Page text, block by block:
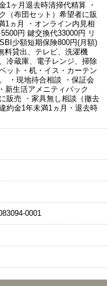
1ヶ月退去時清掃代精算 ・
（布団セット）希望者に販
1ヵ月 ・オンライン内見相
円 鍵交換代33000円 リ
少額短期保険800円(月額)
料貸出、テレビ、洗濯機
冷蔵庫、電子レンジ、掃除
ット・机・イス・カーテン
・現地待合相談 ・保証会
新生活アメニティパック
販売 ・家具無し相談（撤去
約金1年未満1ヵ月・退去時
0001